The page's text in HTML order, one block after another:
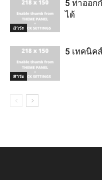
สาระ
5 ท่าออก
ได้
สาระ
5 เทคนิค